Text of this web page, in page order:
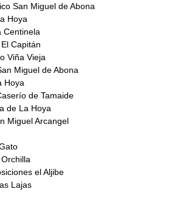
San Miguel de Abona
Hoya
Centinela
Capitán
Viña Vieja
Miguel de Abona
Hoya
de Tamaide
de La Hoya
Miguel Arcangel
el Aljibe
Lajas